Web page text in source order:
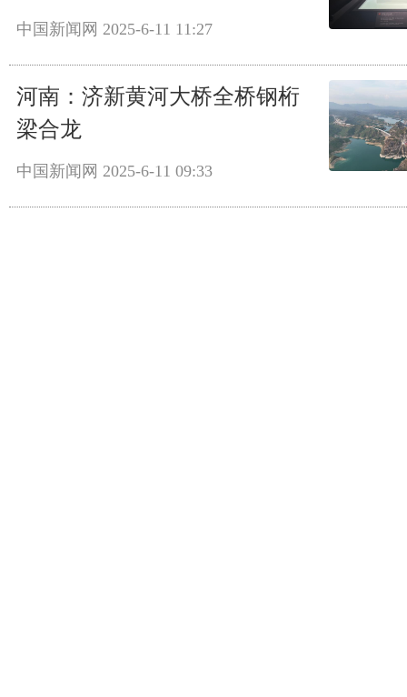
中国新闻网 2025-6-11 11:27
河南：济新黄河大桥全桥钢桁
梁合龙
中国新闻网 2025-6-11 09:33